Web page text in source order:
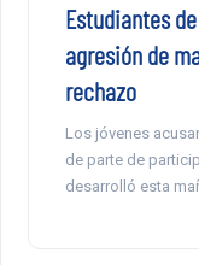
Estudiantes
agresión de
rechazo
Los jóvenes
de parte de
desarrolló esta